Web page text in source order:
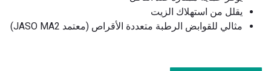
يقلل من استهلاك الزيت
مثالي للقوابض الرطبة متعددة الأقراص (معتمد JASO MA2)